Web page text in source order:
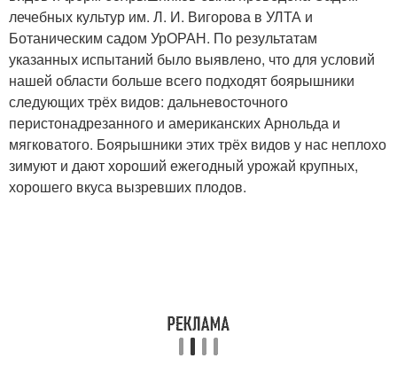
лечебных культур им. Л. И. Вигорова в УЛТА и
Ботаническим садом УрОРАН. По результатам
указанных испытаний было выявлено, что для условий
нашей области больше всего подходят боярышники
следующих трёх видов: дальневосточного
перистонадрезанного и американских Арнольда и
мягковатого. Боярышники этих трёх видов у нас неплохо
зимуют и дают хороший ежегодный урожай крупных,
хорошего вкуса вызревших плодов.